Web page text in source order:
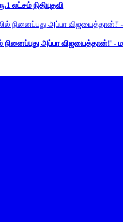
லட்சம் நிதியுதவி
நினைப்பது அப்பா விஜயைத்தான்!'